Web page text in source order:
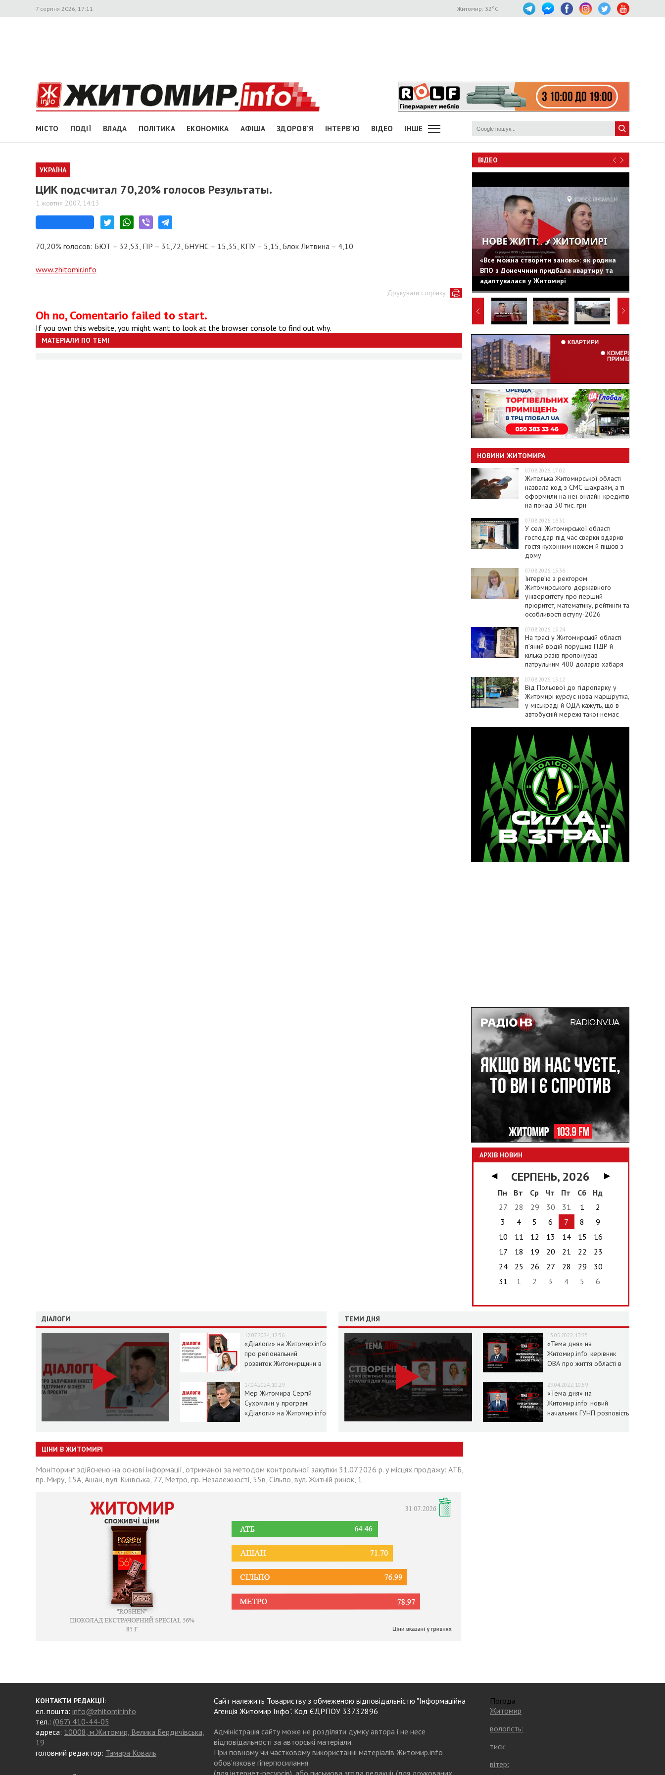
7 серпня 2026, 17:11 Житомир: 32 °C
МІСТО ПОДІЇ ВЛАДА ПОЛІТИКА ЕКОНОМІКА АФІША ЗДОРОВ'Я ІНТЕРВ'Ю ВІДЕО ІНШЕ
УКРАЇНА
ЦИК подсчитал 70,20% голосов Результаты.
1 жовтня 2007, 14:13
70,20% голосов: БЮТ – 32,53, ПР – 31,72, БНУНС – 15,35, КПУ – 5,15, Блок Литвина – 4,10
www.zhitomir.info
Друкувати сторінку
Oh no, Comentario failed to start.
If you own this website, you might want to look at the browser console to find out why.
МАТЕРІАЛИ ПО ТЕМІ
ВІДЕО
«Все можна створити заново»: як родина
ВПО з Донеччини придбала квартиру та
адаптувалася у Житомирі
НОВИНИ ЖИТОМИРА
07.08.2026, 17:02
Жителька Житомирської області
назвала код з СМС шахраям, а ті
оформили на неї онлайн-кредитів
на понад 30 тис. грн
07.08.2026, 16:31
У селі Житомирської області
господар під час сварки вдарив
гостя кухонним ножем й пішов з
дому
07.08.2026, 15:36
Інтерв’ю з ректором
Житомирського державного
університету про перший
пріоритет, математику, рейтинги та
особливості вступу-2026
07.08.2026, 15:24
На трасі у Житомирській області
п’яний водій порушив ПДР й
кілька разів пропонував
патрульним 400 доларів хабаря
07.08.2026, 15:12
Від Польової до гідропарку у
Житомирі курсує нова маршрутка,
у міськраді й ОДА кажуть, що в
автобусній мережі такої немає
АРХІВ НОВИН
◀ СЕРПЕНЬ, 2026
▶
Пн
Вт Ср Чт Пт Сб
Нд
27
28 29 30 31 1
2
3
4 5 6 7 8
9
10
11 12 13 14 15
16
17
18 19 20 21 22
23
24
25 26 27 28 29
30
31
1 2 3 4 5 6
ДІАЛОГИ
12.07.2024, 12:36
«Діалоги» на Житомир.info
про регіональний
розвиток Житомирщини в
17.04.2024, 10:29
Мер Житомира Сергій
Сухомлин у програмі
«Діалоги» на Житомир.info
ТЕМИ ДНЯ
13.05.2022, 13:25
«Тема дня» на
Житомир.info: керівник
ОВА про життя області в
29.04.2022, 10:59
«Тема дня» на
Житомир.info: новий
начальник ГУНП розповість
ЦІНИ В ЖИТОМИРІ
Моніторинг здійснено на основі інформації, отриманої за методом контрольної закупки 31.07.2026 р. у місцях продажу: АТБ,
пр. Миру, 15А, Ашан, вул. Київська, 77, Метро, пр. Незалежності, 55в, Сільпо, вул. Житній ринок, 1
КОНТАКТИ РЕДАКЦІЇ:
ел. пошта: info@zhitomir.info
тел.: (067) 410-44-05
адреса: 10008, м.Житомир, Велика Бердичівська,
19
головний редактор: Тамара Коваль
Сайт належить Товариству з обмеженою відповідальністю "Інформаційна
Агенція Житомир Інфо". Код ЄДРПОУ 33732896
Адміністрація сайту може не розділяти думку автора і не несе
відповідальності за авторські матеріали.
При повному чи частковому використанні матеріалів Житомир.info
обов’язкове гіперпосилання
(для інтернет-ресурсів), або письмова згода редакції (для друкованих
Погода
Житомир
вологість:
тиск:
вітер: